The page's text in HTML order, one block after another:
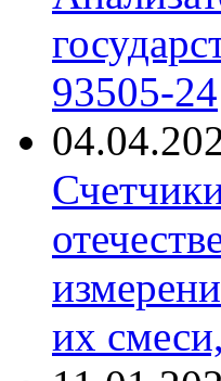
93505-24
их